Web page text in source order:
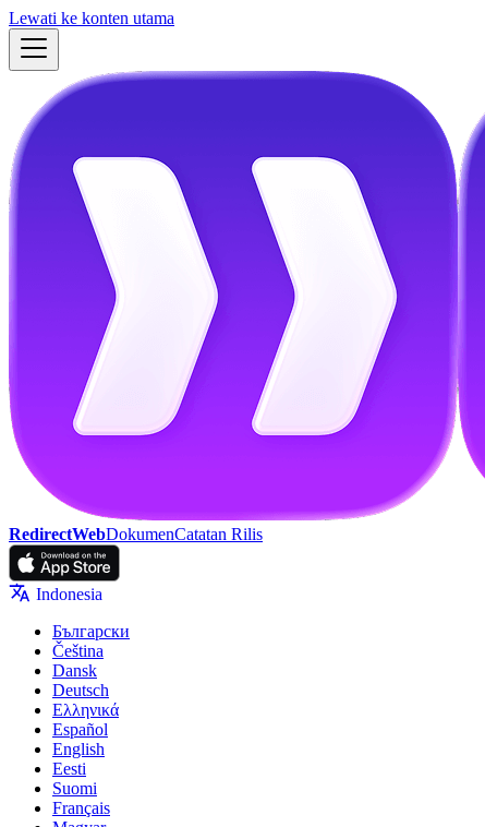
Lewati ke konten utama
RedirectWebDokumenCatatan Rilis
Indonesia
Български
Čeština
Dansk
Deutsch
Ελληνικά
Español
English
Eesti
Suomi
Français